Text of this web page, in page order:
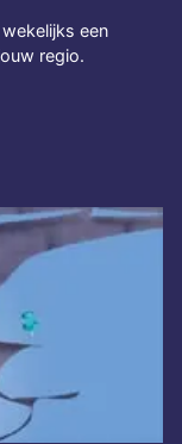
een
regio.